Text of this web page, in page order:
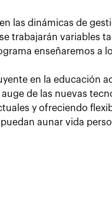
las dinámicas de
trabajarán variables
enseñaremos a
en la educación
de las nuevas
y ofreciendo
aunar vida